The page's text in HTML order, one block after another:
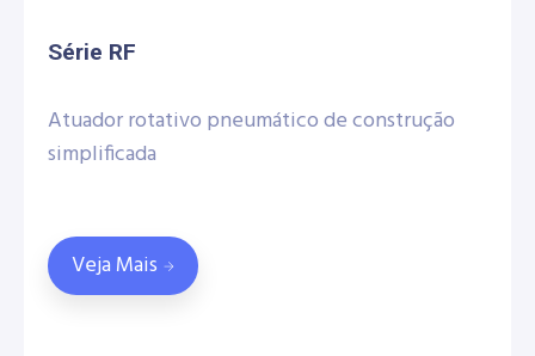
Série RF
Atuador rotativo pneumático de construção
simplificada
Veja Mais